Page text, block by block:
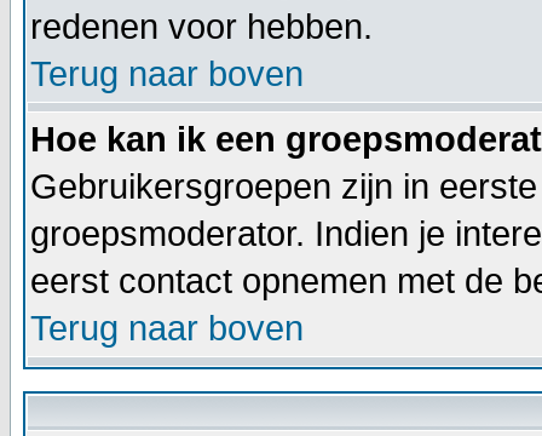
redenen voor hebben.
Terug naar boven
Hoe kan ik een
Gebruikersgroepen zijn in
groepsmoderator. Indien je
eerst contact opnemen met de
Terug naar boven